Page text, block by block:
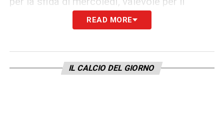
ritorno degli Ottavi di Finale di Champions
, che spiega come ilfrancese oggi
READ MORE
IL CALCIO DEL GIORNO